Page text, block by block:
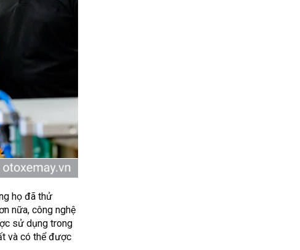
họ đã thử
nữa, công nghệ
sử dụng trong
và có thể được